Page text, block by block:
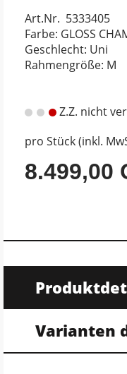
Art.Nr. 5333405
Farbe: GLOSS
Geschlecht: Uni
Rahmengröße: M
Z.Z. nicht
pro Stück (inkl.
8.499,00
Varianten